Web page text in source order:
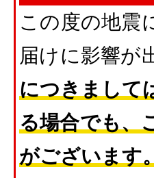
この度の地震
届けに影響が
につきまして
る場合でも、
がございます。